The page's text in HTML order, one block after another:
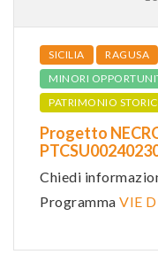
SICILIA RAGUSA
MINORI
PATRIMONIO
Progetto
Chiedi
Programma VIE